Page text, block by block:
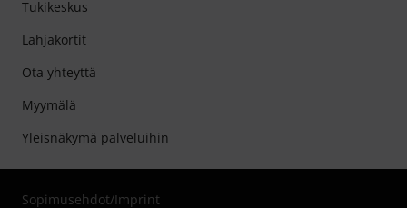
Tukikeskus
Lahjakortit
Ota yhteyttä
Myymälä
Yleisnäkymä palveluihin
Sopimusehdot/Imprint